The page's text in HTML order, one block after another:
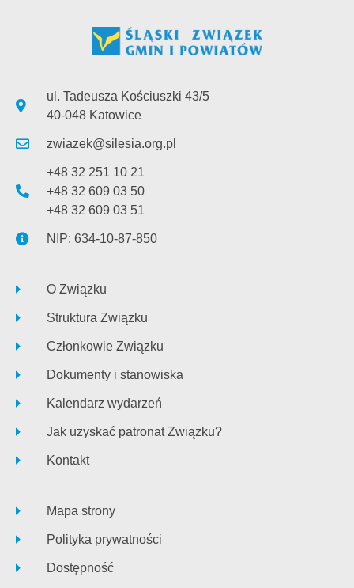
ul. Tadeusza Kościuszki 43/5
40-048 Katowice
zwiazek@silesia.org.pl
+48 32 251 10 21
+48 32 609 03 50
+48 32 609 03 51
NIP: 634-10-87-850
O Związku
Struktura Związku
Członkowie Związku
Dokumenty i stanowiska
Kalendarz wydarzeń
Jak uzyskać patronat Związku?
Kontakt
Mapa strony
Polityka prywatności
Dostępność